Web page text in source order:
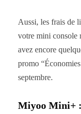
Aussi, les frais de
votre mini console
avez encore
promo
septembre.
Miyoo Mini+